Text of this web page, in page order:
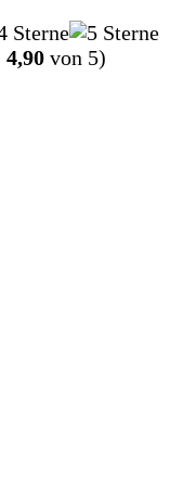
4,90 von 5)